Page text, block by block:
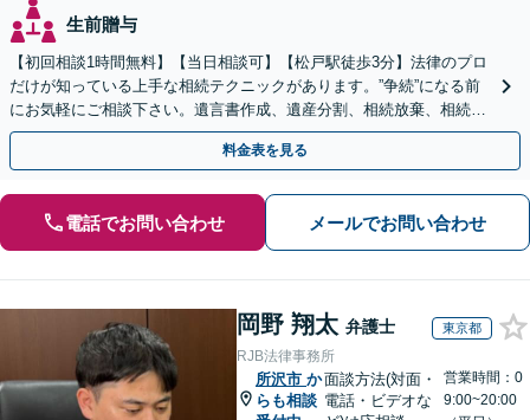
生前贈与
【初回相談1時間無料】【当日相談可】【松戸駅徒歩3分】法律のプロ
だけが知っている上手な相続テクニックがあります。”争続”になる前
にお気軽にご相談下さい。遺言書作成、遺産分割、相続放棄、相続税
のことなど弁護経験豊富です。
料金表を見る
電話でお問い合わせ メールでお問い合わせ
岡野 翔太 弁護士 東京都
RJB法律事務所
所沢市 か
らも相談
面談方法(対面・
電話・ビデオな
営業時間：0
9:00~20:00